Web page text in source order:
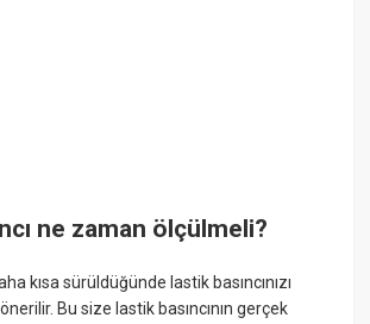
ne zaman ölçülmeli?
kısa sürüldüğünde lastik basıncınızı
Bu size lastik basıncının gerçek